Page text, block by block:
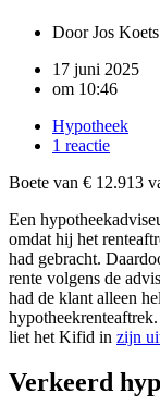
DoorJos Koets
17 juni 2025
om 10:46
Hypotheek
1 reactie
Boete van € 12.913
Een
omdat hij het
had gebracht.
rente volgens de
had de klant alleen
liet het Kifid in zijn
Verkeerd